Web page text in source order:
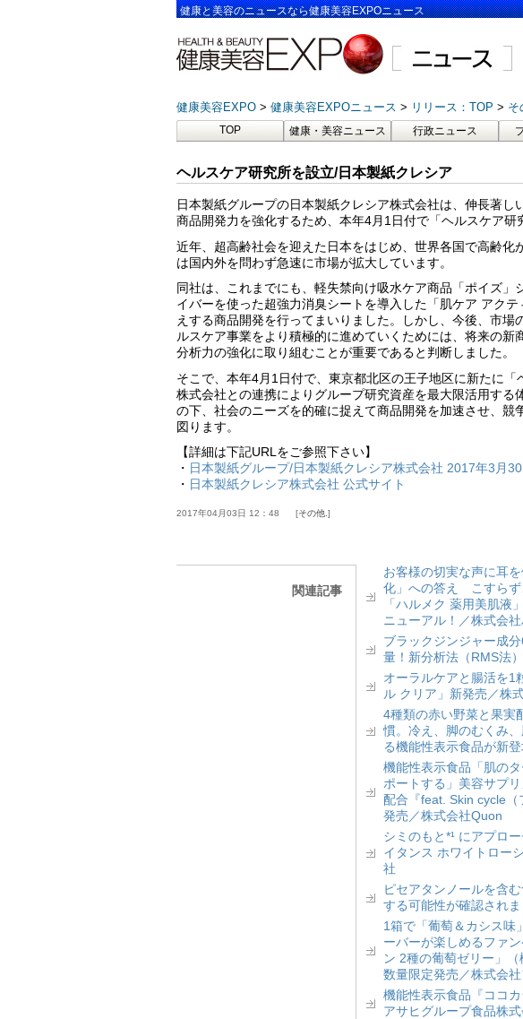
健康と美容のニュースなら健康美容EXPOニュース
健康美容EXPO 健康美容EXPOニュース リリース：TOP そ
TOP 健康・美容ニュース 行政ニュース
ヘルスケア研究所を設立/日本製紙クレシア
日本製紙グループの日本製紙クレシア株式会社は、伸長著し
商品開発力を強化するため、本年4月1日付で「ヘルスケア研
近年、超高齢社会を迎えた日本をはじめ、世界各国で高齢化
は国内外を問わず急速に市場が拡大しています。
同社は、これまでにも、軽失禁向け吸水ケア商品「ポイズ」
イバーを使った超強力消臭シートを導入した「肌ケア アク
えする商品開発を行ってまいりました。しかし、今後、市
ルスケア事業をより積極的に進めていくためには、将来の
分析力の強化に取り組むことが重要であると判断しました。
そこで、本年4月1日付で、東京都北区の王子地区に新たに
株式会社との連携によりグループ研究資産を最大限活用する
の下、社会のニーズを的確に捉えて商品開発を加速させ、競
図ります。
【詳細は下記URLをご参照下さい】
・ 日本製紙グループ/日本製紙クレシア株式会社 2017年3月
・ 日本製紙クレシア株式会社 公式サイト
2017年04月03日 12：48 その他.
関連記事
お客様の切実な声に耳
化」への答え こすらず
「ハルメク 薬用美肌液
ニューアル！／株式会
ブラックジンジャー成
量！新分析法（RMS法
オーラルケアと腸活を1
ル クリア」新発売／株
4種類の赤い野菜と果実
慣。冷え、脚のむくみ
る機能性表示食品が新
機能性表示食品「肌の
ポートする」美容サプ
配合『feat. Skin cycle
発売／株式会社Quon
シミのもと*¹ にアプロ
イタンス ホワイトロー
社
ピセアタンノールを含
する可能性が確認され
1箱で「葡萄＆カシス味
ーバーが楽しめるファ
ン 2種の葡萄ゼリー」（
数量限定発売／株式会
機能性表示食品『ココ
アサヒグループ食品株